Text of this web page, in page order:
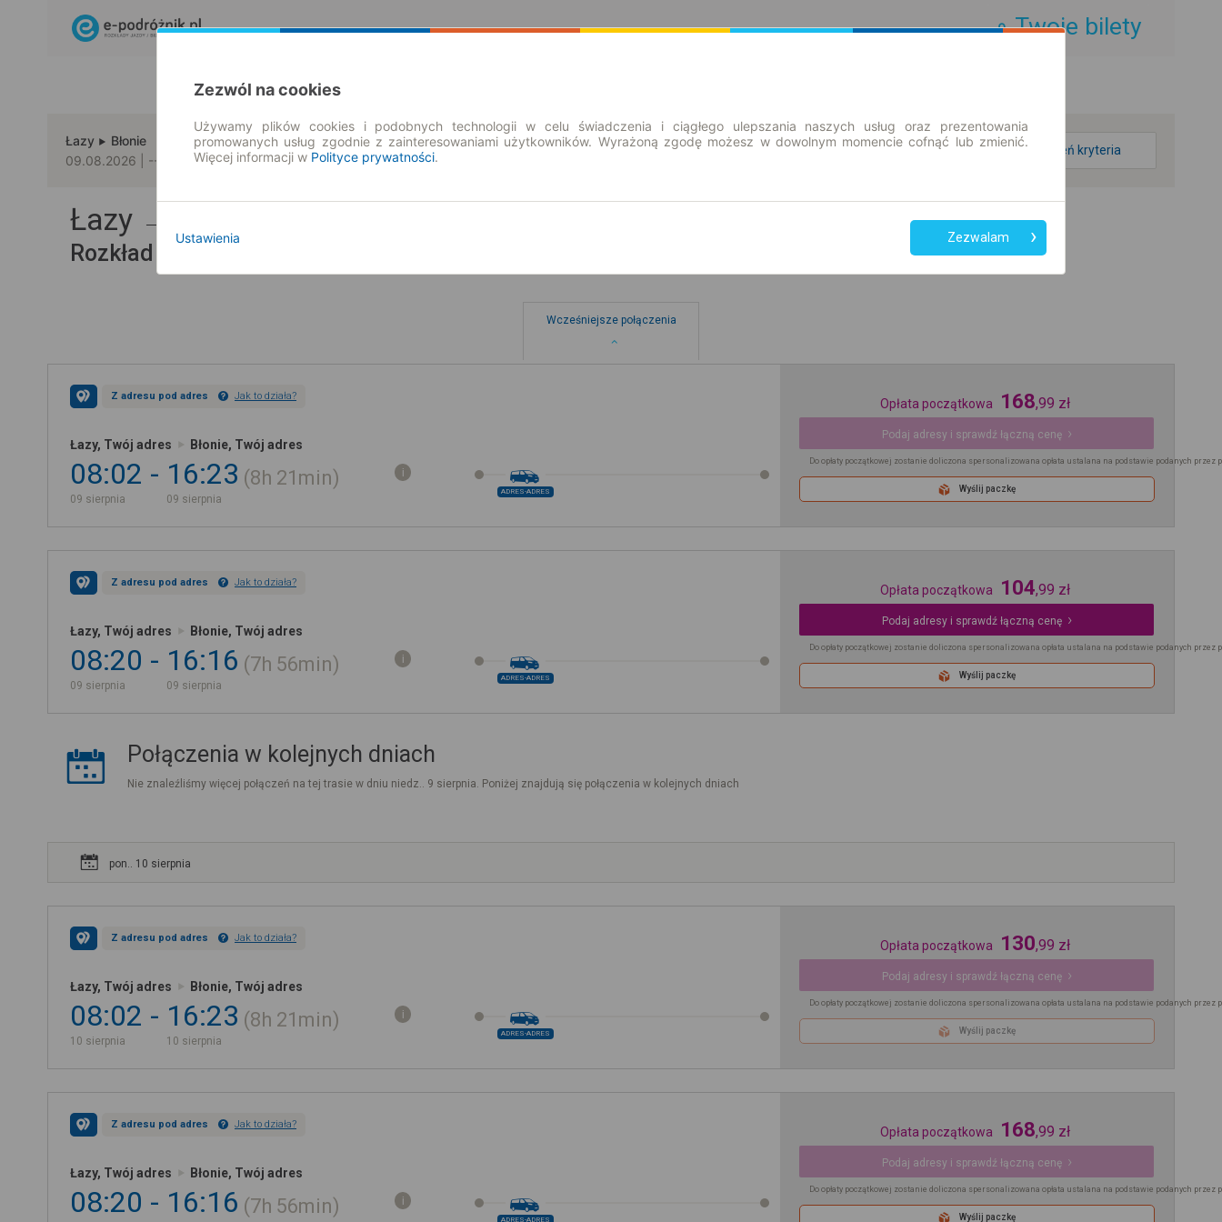
Twoje bilety
Łazy
Błonie
09.08.2026 | -- : --
zmień kryteria
Łazy → Błonie
Rozkład jazdy i bilety
Wcześniejsze połączenia
Z adresu pod adres Jak to działa?
Łazy, Twój adres Błonie, Twój adres
08:02
09 sierpnia
16:23
09 sierpnia
8h 21min
ADRES-ADRES
Opłata początkowa 168,99 zł
Podaj adresy i sprawdź łączną cenę
Do opłaty początkowej zostanie doliczona spersonalizowana opłata ustalana na podstawie podanych przez
Wyślij paczkę
Z adresu pod adres Jak to działa?
Łazy, Twój adres Błonie, Twój adres
08:20
09 sierpnia
16:16
09 sierpnia
7h 56min
ADRES-ADRES
Opłata początkowa 104,99 zł
Podaj adresy i sprawdź łączną cenę
Do opłaty początkowej zostanie doliczona spersonalizowana opłata ustalana na podstawie podanych przez
Wyślij paczkę
Połączenia w kolejnych dniach
Nie znaleźliśmy więcej połączeń na tej trasie w dniu niedz.. 9 sierpnia. Poniżej znajdują się połączenia w kolejnych dniach
pon.. 10 sierpnia
Z adresu pod adres Jak to działa?
Łazy, Twój adres Błonie, Twój adres
08:02
10 sierpnia
16:23
10 sierpnia
8h 21min
ADRES-ADRES
Opłata początkowa 130,99 zł
Podaj adresy i sprawdź łączną cenę
Do opłaty początkowej zostanie doliczona spersonalizowana opłata ustalana na podstawie podanych przez
Wyślij paczkę
Z adresu pod adres Jak to działa?
Łazy, Twój adres Błonie, Twój adres
08:20 16:16 7h 56min
ADRES-ADRES
Opłata początkowa 168,99 zł
Podaj adresy i sprawdź łączną cenę
Do opłaty początkowej zostanie doliczona spersonalizowana opłata ustalana na podstawie podanych przez
Wyślij paczkę
Zezwól na cookies
Używamy plików cookies i podobnych technologii w celu świadczenia i ciągłego ulepszania naszych usług oraz prezentowania
promowanych usług zgodnie z zainteresowaniami użytkowników. Wyrażoną zgodę możesz w dowolnym momencie cofnąć lub zmienić.
Więcej informacji w Polityce prywatności.
Ustawienia Zezwalam